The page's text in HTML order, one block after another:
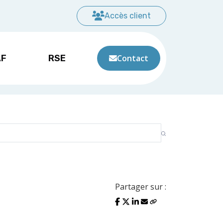
Accès client
RSE Contact
Partager sur :